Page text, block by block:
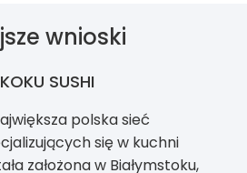
wnioski
SUSHI
polska sieć
się w kuchni
założona w Białymstoku,